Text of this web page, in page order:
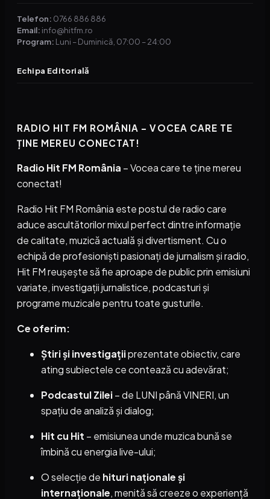
Telefon: 0766 886 886
Email: info@hitfm.ro
Program: Luni – Duminică, 07:00 – 24:00
Echipa Editorială
RADIO HIT FM ROMÂNIA – VOCEA CARE TE
ȚINE MEREU CONECTAT!
Radio Hit FM România – Vocea care te ține mereu
conectat!
Radio Hit FM România este postul de radio care
aduce ascultătorilor mixul perfect dintre informație
de calitate, muzică actuală și divertisment. Cu o
echipă de profesioniști pasionați de jurnalism și radio,
Hit FM reușește să fie aproape de public prin emisiuni
variate, investigații jurnalistice, podcasturi și
programe muzicale pentru toate gusturile.
Ce oferim:
Știri și investigațiiprezentate obiectiv, care
ating subiectele ce contează cu adevărat;
Podcastul Zilei– de LUNI până VINERI, un
spațiu de analiză și dialog;
Hit cu Hit – emisiunea unde muzica bună se
îmbină cu energia live-ului;
O selecție de hituri naționale și
internaționale, menită să creeze o experiență